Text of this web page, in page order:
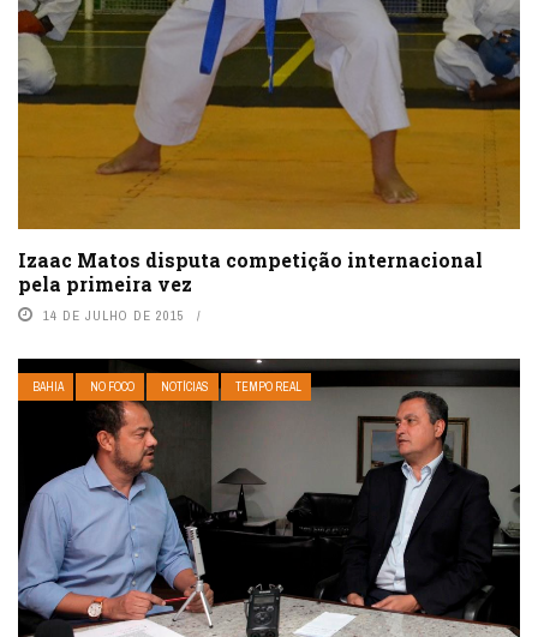
Izaac Matos disputa competição internacional
pela primeira vez
14 DE JULHO DE 2015
BAHIA NO FOCO NOTÍCIAS TEMPO REAL